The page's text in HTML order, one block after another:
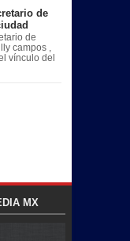
de
de
campos ,
vínculo del
MX